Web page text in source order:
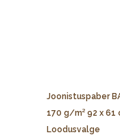
Joonistuspaber
170 g/m² 92 x 61
Loodusvalge